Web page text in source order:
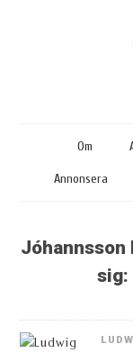
Om
Annonsera
Jóhannsson
sig: